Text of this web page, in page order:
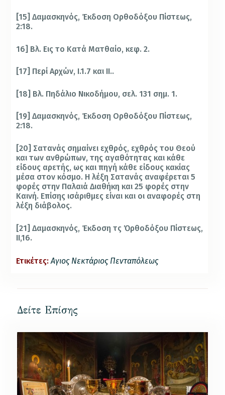
[15] Δαμασκηνός, Έκδοση Ορθοδόξου Πίστεως,
2:18.
16] Βλ. Εις το Κατά Ματθαίο, κεφ. 2.
[17] Περί Αρχών, Ι.1.7 και ΙΙ..
[18] Βλ. Πηδάλιο Νικοδήμου, σελ. 131 σημ. 1.
[19] Δαμασκηνός, Έκδοση Ορθοδόξου Πίστεως,
2:18.
[20] Σατανάς σημαίνει εχθρός, εχθρός του Θεού
και των ανθρώπων, της αγαθότητας και κάθε
είδους αρετής, ως και πηγή κάθε είδους κακίας
μέσα στον κόσμο. Η λέξη Σατανάς αναφέρεται 5
φορές στην Παλαιά Διαθήκη και 25 φορές στην
Καινή. Επίσης ισάριθμες είναι και οι αναφορές στη
λέξη διάβολος.
[21] Δαμασκηνός, Έκδοση τς Ὀρθοδόξου Πίστεως,
ΙΙ,16.
Ετικέτες: Αγιος Νεκτάριος Πενταπόλεως
Δείτε Επίσης